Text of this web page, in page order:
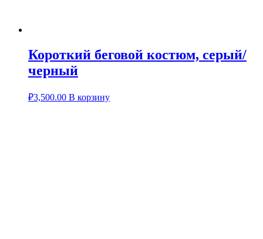
Короткий беговой костюм, серый/
черный
₽3,500.00 В корзину